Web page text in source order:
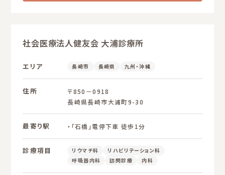
社会医療法人健友会 大浦診療所
エリア 長崎市 長崎県 九州・沖縄
住所
〒850－0918
長崎県長崎市大浦町9-30
最寄り駅 ・「石橋」電停下車 徒歩1分
診療項目 リウマチ科
リハビリテーション科
呼吸器内科
訪問診療 内科